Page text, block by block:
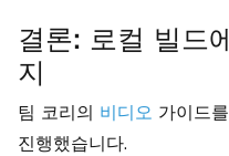
결론: 로컬 빌드
지
팀 코리의 비디오 가이드
진행했습니다.